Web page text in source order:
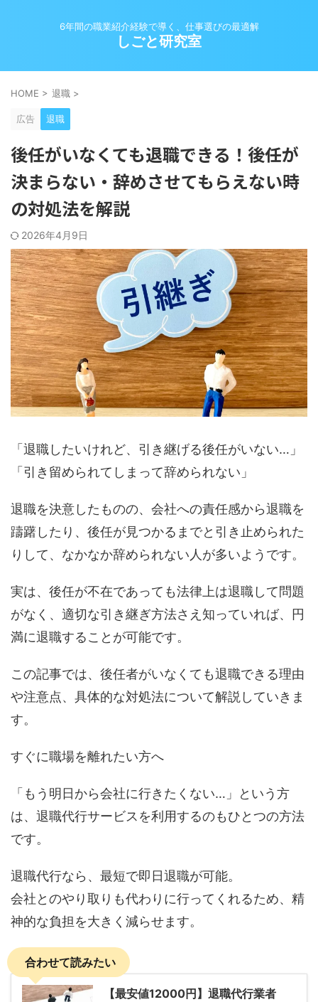
6年間の職業紹介経験で導く、仕事選びの最適解
しごと研究室
HOME > 退職 >
広告 退職
後任がいなくても退職できる！後任が
決まらない・辞めさせてもらえない時
の対処法を解説
2026年4月9日
「退職したいけれど、引き継げる後任がいない…」
「引き留められてしまって辞められない」
退職を決意したものの、会社への責任感から退職を
躊躇したり、後任が見つかるまでと引き止められた
りして、なかなか辞められない人が多いようです。
実は、後任が不在であっても法律上は退職して問題
がなく、適切な引き継ぎ方法さえ知っていれば、円
満に退職することが可能です。
この記事では、後任者がいなくても退職できる理由
や注意点、具体的な対処法について解説していきま
す。
すぐに職場を離れたい方へ
「もう明日から会社に行きたくない…」という方
は、退職代行サービスを利用するのもひとつの方法
です。
退職代行なら、最短で即日退職が可能。
会社とのやり取りも代わりに行ってくれるため、精
神的な負担を大きく減らせます。
合わせて読みたい
【最安値12000円】退職代行業者